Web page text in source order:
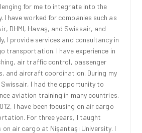
for me to integrate into the
I have worked for companies such as
DHMI, Havaş, and Swissair, and
I provide services and consultancy in
transportation. I have experience in
air traffic control, passenger
and aircraft coordination. During my
I had the opportunity to
aviation training in many countries.
I have been focusing on air cargo
For three years, I taught
on air cargo at Nişantaşı University. I